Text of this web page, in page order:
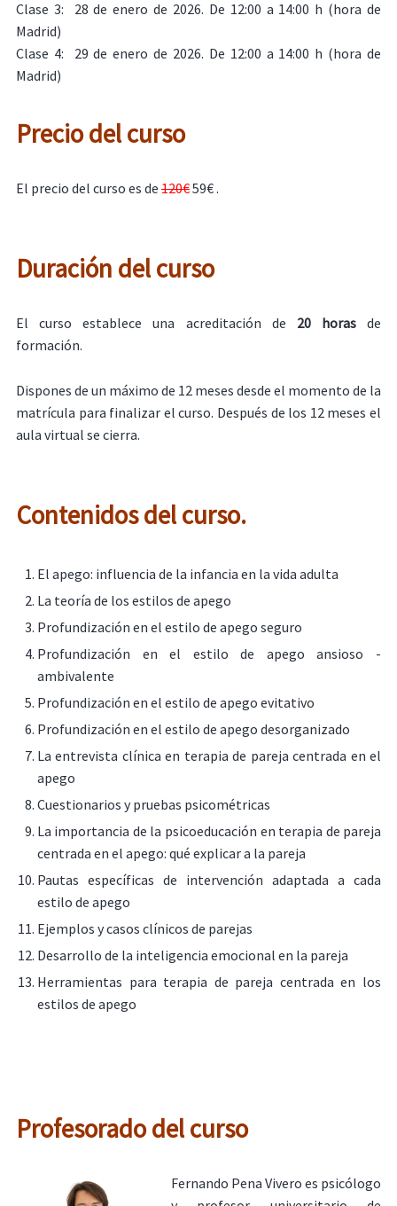
Clase 3: 28 de enero de 2026. De 12:00 a 14:00 h (hora de
Madrid)
Clase 4: 29 de enero de 2026. De 12:00 a 14:00 h (hora de
Madrid)
Precio del curso
El precio del curso es de 120€59€ .
Duración del curso
El curso establece una acreditación de 20 horasde
formación.
Dispones de un máximo de 12 meses desde el momento de la
matrícula para finalizar el curso. Después de los 12 meses el
aula virtual se cierra.
Contenidos del curso.
El apego: influencia de la infancia en la vida adulta
La teoría de los estilos de apego
Profundización en el estilo de apego seguro
Profundización en el estilo de apego ansioso -
ambivalente
Profundización en el estilo de apego evitativo
Profundización en el estilo de apego desorganizado
La entrevista clínica en terapia de pareja centrada en el
apego
Cuestionarios y pruebas psicométricas
La importancia de la psicoeducación en terapia de pareja
centrada en el apego: qué explicar a la pareja
Pautas específicas de intervención adaptada a cada
estilo de apego
Ejemplos y casos clínicos de parejas
Desarrollo de la inteligencia emocional en la pareja
Herramientas para terapia de pareja centrada en los
estilos de apego
Profesorado del curso
Fernando Pena Vivero es psicólogo